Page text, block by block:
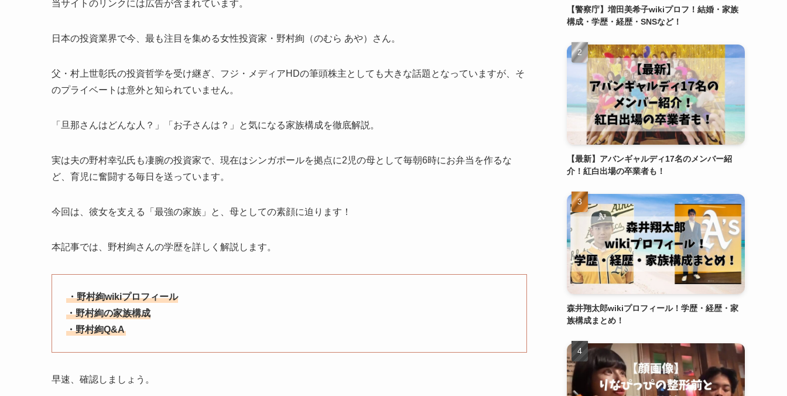
当サイトのリンクには広告が含まれています。
日本の投資業界で今、最も注目を集める女性投資家・野村絢（のむら あや）さん。
父・村上世彰氏の投資哲学を受け継ぎ、フジ・メディアHDの筆頭株主としても大きな話題となっていますが、そ
のプライベートは意外と知られていません。
「旦那さんはどんな人？」「お子さんは？」と気になる家族構成を徹底解説。
実は夫の野村幸弘氏も凄腕の投資家で、現在はシンガポールを拠点に2児の母として毎朝6時にお弁当を作るな
ど、育児に奮闘する毎日を送っています。
今回は、彼女を支える「最強の家族」と、母としての素顔に迫ります！
本記事では、野村絢さんの学歴を詳しく解説します。
・野村絢wikiプロフィール
・野村絢の家族構成
・野村絢Q&A
早速、確認しましょう。
【警察庁】増田美希子wikiプロフ！結婚・家族
構成・学歴・経歴・SNSなど！
【最新】アバンギャルディ17名のメンバー紹
介！紅白出場の卒業者も！
森井翔太郎wikiプロフィール！学歴・経歴・家
族構成まとめ！